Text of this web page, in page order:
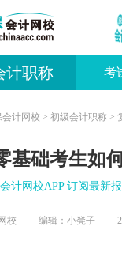
计职称 考
会计网校 > 初级会计职称 >
基础考生如
计网校APP 订阅最新
校 编辑：小凳子